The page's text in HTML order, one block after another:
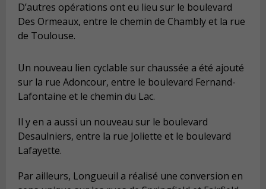
D’autres opérations ont eu lieu sur le boulevard
Des Ormeaux, entre le chemin de Chambly et la rue
de Toulouse.
Un nouveau lien cyclable sur chaussée a été ajouté
sur la rue Adoncour, entre le boulevard Fernand-
Lafontaine et le chemin du Lac.
Il y en a aussi un nouveau sur le boulevard
Desaulniers, entre la rue Joliette et le boulevard
Lafayette.
Par ailleurs, Longueuil a réalisé une conversion en